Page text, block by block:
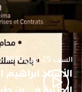
السبت 25 أبريل 2026 - 7:30
الأستاذ ابراهيم